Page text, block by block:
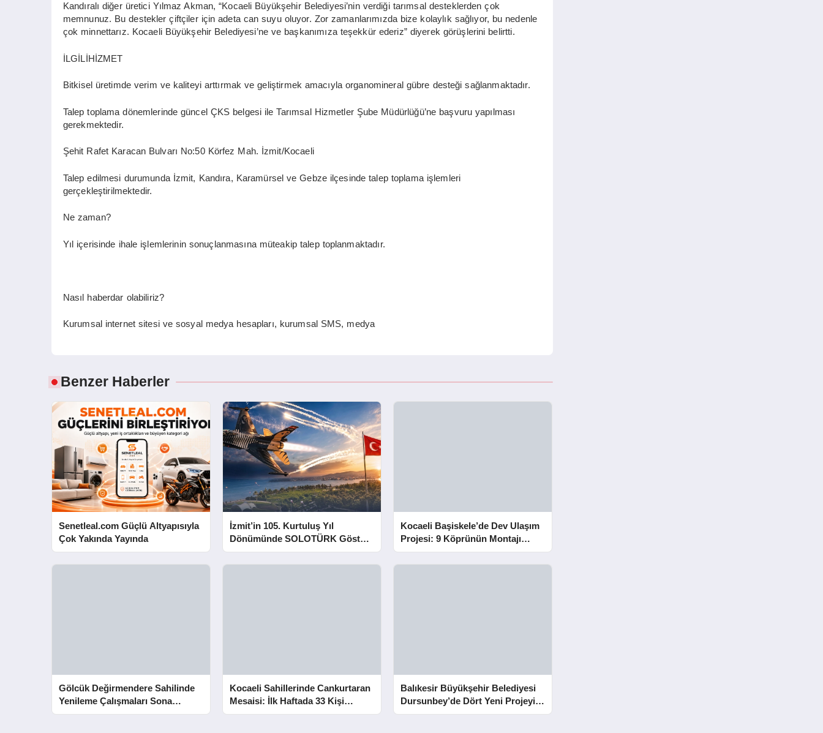
Kandıralı diğer üretici Yılmaz Akman, “Kocaeli Büyükşehir Belediyesi’nin verdiği tarımsal desteklerden çok
memnunuz. Bu destekler çiftçiler için adeta can suyu oluyor. Zor zamanlarımızda bize kolaylık sağlıyor, bu nedenle
çok minnettarız. Kocaeli Büyükşehir Belediyesi’ne ve başkanımıza teşekkür ederiz” diyerek görüşlerini belirtti.
İLGİLİHİZMET
Bitkisel üretimde verim ve kaliteyi arttırmak ve geliştirmek amacıyla organomineral gübre desteği sağlanmaktadır.
Talep toplama dönemlerinde güncel ÇKS belgesi ile Tarımsal Hizmetler Şube Müdürlüğü’ne başvuru yapılması
gerekmektedir.
Şehit Rafet Karacan Bulvarı No:50 Körfez Mah. İzmit/Kocaeli
Talep edilmesi durumunda İzmit, Kandıra, Karamürsel ve Gebze ilçesinde talep toplama işlemleri
gerçekleştirilmektedir.
Ne zaman?
Yıl içerisinde ihale işlemlerinin sonuçlanmasına müteakip talep toplanmaktadır.
Nasıl haberdar olabiliriz?
Kurumsal internet sitesi ve sosyal medya hesapları, kurumsal SMS, medya
Benzer Haberler
Senetleal.com Güçlü Altyapısıyla
Çok Yakında Yayında
İzmit’in 105. Kurtuluş Yıl
Dönümünde SOLOTÜRK Gösteri
Yapacak
Kocaeli Başiskele’de Dev Ulaşım
Projesi: 9 Köprünün Montajı
Tamamlandı
Gölcük Değirmendere Sahilinde
Yenileme Çalışmaları Sona
Yaklaştı
Kocaeli Sahillerinde Cankurtaran
Mesaisi: İlk Haftada 33 Kişi
Kurtarıldı
Balıkesir Büyükşehir Belediyesi
Dursunbey’de Dört Yeni Projeyi
Hizmete Açtı